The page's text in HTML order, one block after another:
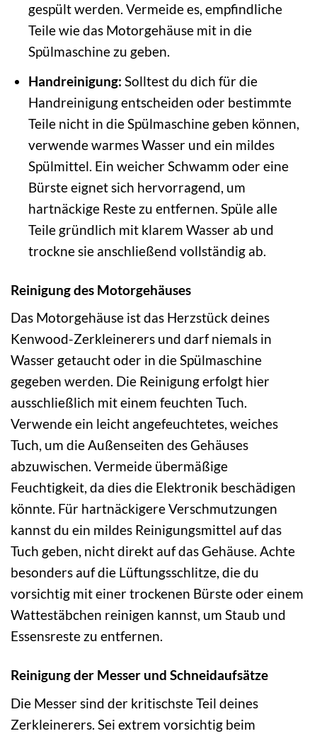
gespült werden. Vermeide es, empfindliche
Teile wie das Motorgehäuse mit in die
Spülmaschine zu geben.
Handreinigung: Solltest du dich für die
Handreinigung entscheiden oder bestimmte
Teile nicht in die Spülmaschine geben können,
verwende warmes Wasser und ein mildes
Spülmittel. Ein weicher Schwamm oder eine
Bürste eignet sich hervorragend, um
hartnäckige Reste zu entfernen. Spüle alle
Teile gründlich mit klarem Wasser ab und
trockne sie anschließend vollständig ab.
Reinigung des Motorgehäuses
Das Motorgehäuse ist das Herzstück deines
Kenwood-Zerkleinerers und darf niemals in
Wasser getaucht oder in die Spülmaschine
gegeben werden. Die Reinigung erfolgt hier
ausschließlich mit einem feuchten Tuch.
Verwende ein leicht angefeuchtetes, weiches
Tuch, um die Außenseiten des Gehäuses
abzuwischen. Vermeide übermäßige
Feuchtigkeit, da dies die Elektronik beschädigen
könnte. Für hartnäckigere Verschmutzungen
kannst du ein mildes Reinigungsmittel auf das
Tuch geben, nicht direkt auf das Gehäuse. Achte
besonders auf die Lüftungsschlitze, die du
vorsichtig mit einer trockenen Bürste oder einem
Wattestäbchen reinigen kannst, um Staub und
Essensreste zu entfernen.
Reinigung der Messer und Schneidaufsätze
Die Messer sind der kritischste Teil deines
Zerkleinerers. Sei extrem vorsichtig beim